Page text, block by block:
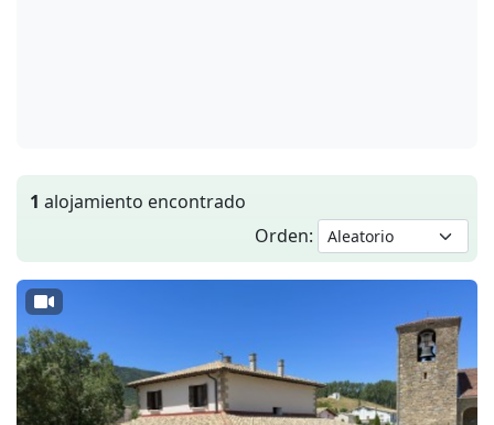
1 alojamiento encontrado
Orden: